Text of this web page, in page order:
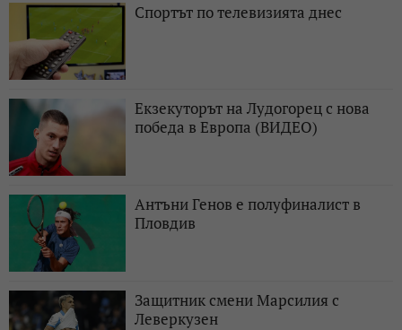
Спортът по телевизията днес
Екзекуторът на Лудогорец с нова
победа в Европа (ВИДЕО)
Антъни Генов е полуфиналист в
Пловдив
Защитник смени Марсилия с
Леверкузен